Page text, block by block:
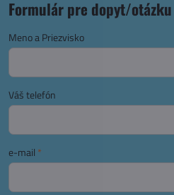
Formulár pre dopyt/otázku
Meno a Priezvisko
Váš telefón
e-mail *